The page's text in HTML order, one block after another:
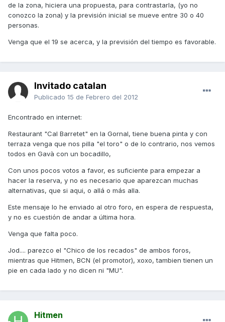
de la zona, hiciera una propuesta, para contrastarla, (yo no
conozco la zona) y la previsión inicial se mueve entre 30 o 40
personas.
Venga que el 19 se acerca, y la previsión del tiempo es favorable.
Invitado catalan
Publicado 15 de Febrero del 2012
Encontrado en internet:
Restaurant "Cal Barretet" en la Gornal, tiene buena pinta y con
terraza venga que nos pilla "el toro" o de lo contrario, nos vemos
todos en Gavà con un bocadillo,
Con unos pocos votos a favor, es suficiente para empezar a
hacer la reserva, y no es necesario que aparezcan muchas
alternativas, que si aqui, o allá o más alla.
Este mensaje lo he enviado al otro foro, en espera de respuesta,
y no es cuestión de andar a última hora.
Venga que falta poco.
Jod.... parezco el "Chico de los recados" de ambos foros,
mientras que Hitmen, BCN (el promotor), xoxo, tambien tienen un
pie en cada lado y no dicen ni "MU".
Hitmen